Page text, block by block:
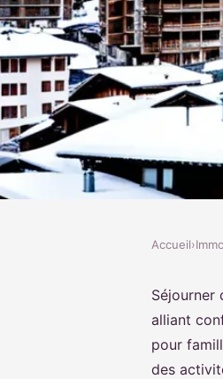
à avoriaz
ski convivial
Accueil›
Séjourner
alliant
pour
des